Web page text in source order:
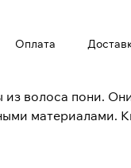
Оплата
волоса пони.
материалами.